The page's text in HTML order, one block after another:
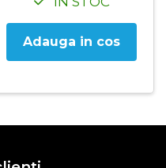
Adauga in cos